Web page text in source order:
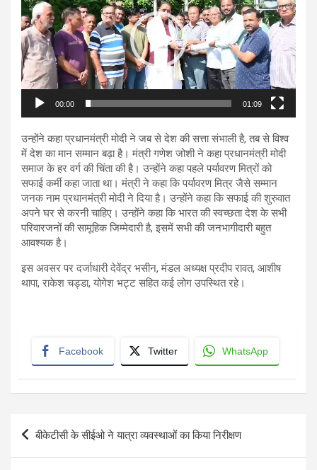
00:00 01:09
उन्होंने कहा प्रधानमंत्री मोदी ने जब से देश की सत्ता संभाली है, तब से विश्व
में देश का मान सम्मान बढ़ा है। मंत्री गणेश जोशी ने कहा प्रधानमंत्री मोदी
समाज के हर वर्ग की चिंता की है। उन्होंने कहा पहले पर्यावरण मित्रों को
सफाई कर्मी कहा जाता था। मंत्री ने कहा कि पर्यावरण मित्र जैसे सम्मान
जनक नाम प्रधानमंत्री मोदी ने दिया है। उन्होंने कहा कि सफाई की शुरुवात
अपने घर से करनी चाहिए। उन्होंने कहा कि भारत की स्वच्छता देश के सभी
परिवारजनों की सामूहिक जिम्मेदारी है, इसमें सभी की जनभागीदारी बहुत
आवश्यक है।
इस अवसर पर दर्जाधारी देवेंद्र भसीन, मंडल अध्यक्ष प्रदीप रावत, आशीष
थापा, राकेश चड्डा, योगेश भट्ट सहित कई लोग उपस्थित रहे।
Facebook Twitter WhatsApp
Post
navigation
बीकेटीसी के सीईओ ने यात्रा व्यवस्थाओं का किया निरीक्षण